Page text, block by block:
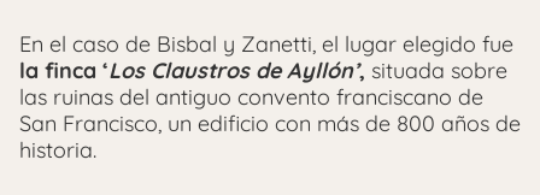
En el caso de Bisbal y Zanetti, el lugar elegido fue
la finca ‘Los Claustros de Ayllón’, situada sobre
las ruinas del antiguo convento franciscano de
San Francisco, un edificio con más de 800 años de
historia.